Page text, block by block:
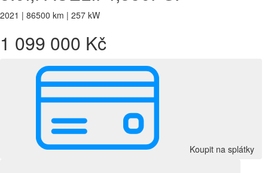
2021 | 86500 km | 257 kW
1 099 000 Kč
Koupit na splátky